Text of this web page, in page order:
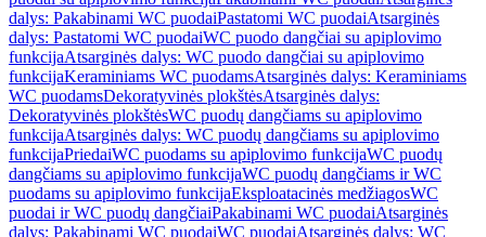
dalys: Pakabinami WC puodaiPastatomi WC puodaiAtsarginės
dalys: Pastatomi WC puodaiWC puodo dangčiai su apiplovimo
funkcijaAtsarginės dalys: WC puodo dangčiai su apiplovimo
funkcijaKeraminiams WC puodamsAtsarginės dalys: Keraminiams
WC puodamsDekoratyvinės plokštėsAtsarginės dalys:
Dekoratyvinės plokštėsWC puodų dangčiams su apiplovimo
funkcijaAtsarginės dalys: WC puodų dangčiams su apiplovimo
funkcijaPriedaiWC puodams su apiplovimo funkcijaWC puodų
dangčiams su apiplovimo funkcijaWC puodų dangčiams ir WC
puodams su apiplovimo funkcijaEksploatacinės medžiagosWC
puodai ir WC puodų dangčiaiPakabinami WC puodaiAtsarginės
dalys: Pakabinami WC puodaiWC puodaiAtsarginės dalys: WC